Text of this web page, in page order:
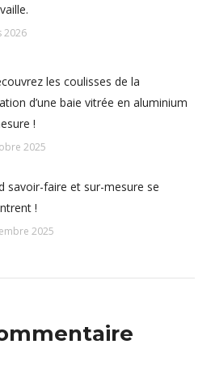
2026
les coulisses de la
d’une baie vitrée en aluminium
!
2025
savoir-faire et sur-mesure se
!
2025